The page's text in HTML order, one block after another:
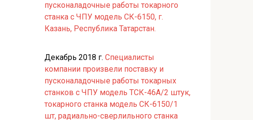
пусконаладочные работы токарного
станка с ЧПУ модель СК-6150, г.
Казань, Республика Татарстан.
Декабрь 2018 г. Специалисты
компании произвели поставку и
пусконаладочные работы токарных
станков с ЧПУ модель ТСК-46А/2 штук,
токарного станка модель СК-6150/1
шт, радиально-сверлильного станка